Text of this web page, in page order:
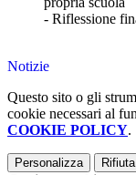
- Riflessione
Notizie
Questo sito o gli
cookie necessari al
COOKIE POLICY.
Personalizza